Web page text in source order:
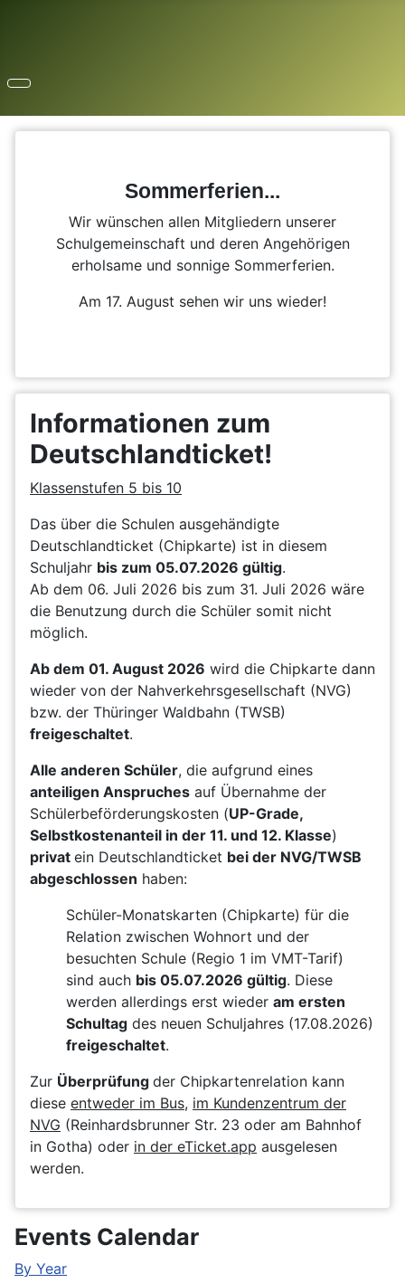
Sommerferien...
Wir wünschen allen Mitgliedern unserer
Schulgemeinschaft und deren Angehörigen
erholsame und sonnige Sommerferien.
Am 17. August sehen wir uns wieder!
Informationen zum
Deutschlandticket!
Klassenstufen 5 bis 10
Das über die Schulen ausgehändigte
Deutschlandticket (Chipkarte) ist in diesem
Schuljahr bis zum 05.07.2026 gültig.
Ab dem 06. Juli 2026 bis zum 31. Juli 2026 wäre
die Benutzung durch die Schüler somit nicht
möglich.
Ab dem 01. August 2026 wird die Chipkarte dann
wieder von der Nahverkehrsgesellschaft (NVG)
bzw. der Thüringer Waldbahn (TWSB)
freigeschaltet.
Alle anderen Schüler, die aufgrund eines
anteiligen Anspruches auf Übernahme der
Schülerbeförderungskosten (UP-Grade,
Selbstkostenanteil in der 11. und 12. Klasse)
privat ein Deutschlandticket bei der NVG/TWSB
abgeschlossen haben:
Schüler-Monatskarten (Chipkarte) für die
Relation zwischen Wohnort und der
besuchten Schule (Regio 1 im VMT-Tarif)
sind auch bis 05.07.2026 gültig. Diese
werden allerdings erst wieder am ersten
Schultag des neuen Schuljahres (17.08.2026)
freigeschaltet.
Zur Überprüfung der Chipkartenrelation kann
diese entweder im Bus, im Kundenzentrum der
NVG (Reinhardsbrunner Str. 23 oder am Bahnhof
in Gotha) oder in der eTicket.app ausgelesen
werden.
Events Calendar
By Year